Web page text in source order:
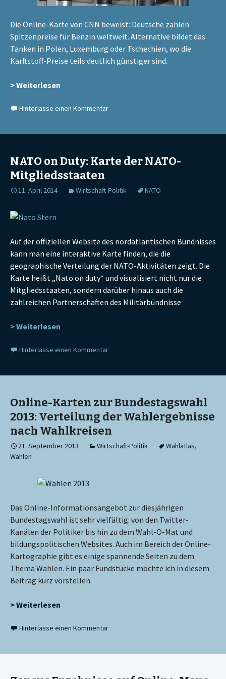
Die Online-Karte von CNN beweist: Deutsche zahlen
Spitzenpreise für Benzin weltweit. Alternative bildet das
Tanken in Polen, Luxemburg oder Tschechien, wo die
Karftstoff-Preise teils deutlich günstiger sind.
> Weiterlesen
Hinterlasse einen Kommentar
NATO on Duty: Karte der NATO-
Mitgliedsstaaten
11. April 2014 Wirtschaft-Politik NATO
Auf der offiziellen Website des nordatlantischen Bündnisses
kann man eine interaktive Karte finden, die die
geographische Verteilung der NATO-Aktivitäten zeigt. Die
Karte heißt „Nato on duty“ und visualisiert nicht nur die
Mitgliedsstaaten, sondern darüber hinaus auch die
zahlreichen Partnerschaften des Militärbündnisse
> Weiterlesen
Hinterlasse einen Kommentar
Online-Karten zur Bundestagswahl
2013: Verteilung der Wahlergebnisse
nach Wahlkreisen
21. September 2013 Wirtschaft-Politik Wahlatlas,
Wahlen
Das Online-Informationsangebot zur diesjährigen
Bundestagswahl ist sehr vielfältig: von den Twitter-
Kanälen der Politiker bis hin zu dem Wahl-O-Mat und
bildungspolitischen Websites. Auch im Bereich der Online-
Kartographie gibt es einige spannende Seiten zu dem
Thema Wahlen. Ein paar Fundstücke möchte ich in diesem
Beitrag kurz vorstellen.
> Weiterlesen
Hinterlasse einen Kommentar